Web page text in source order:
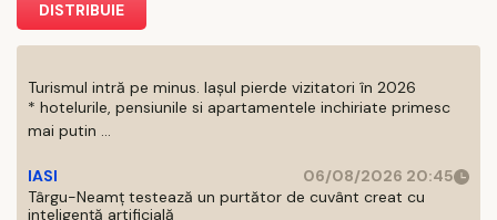
DISTRIBUIE
Turismul intră pe minus. Iașul pierde vizitatori în 2026
* hotelurile, pensiunile si apartamentele inchiriate primesc
mai putin ...
IASI
06/08/2026 20:45
Târgu-Neamț testează un purtător de cuvânt creat cu
inteligență artificială